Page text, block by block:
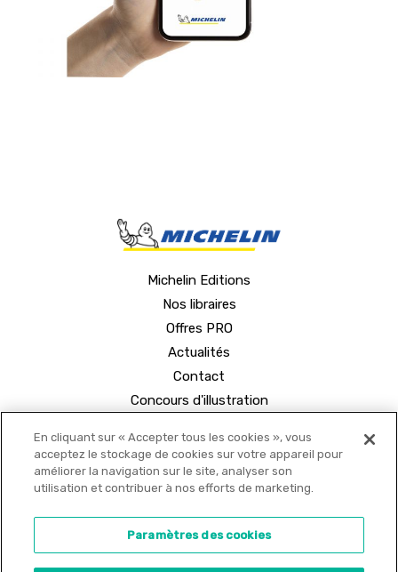
Michelin Editions
Nos libraires
Offres PRO
Actualités
Contact
Concours d'illustration
•
En cliquant sur « Accepter tous les cookies », vous
acceptez le stockage de cookies sur votre appareil pour
améliorer la navigation sur le site, analyser son
utilisation et contribuer à nos efforts de marketing.
Paramètres des cookies